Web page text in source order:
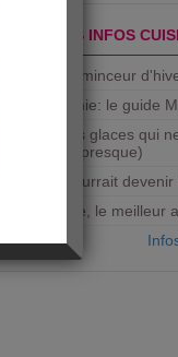
DERNIERES INFOS
5 recettes minceur
Gastronomie: le guide
Bientôt des glaces qui
mains (ou presque)
Le gras pourrait
Micro-onde, le meilleur